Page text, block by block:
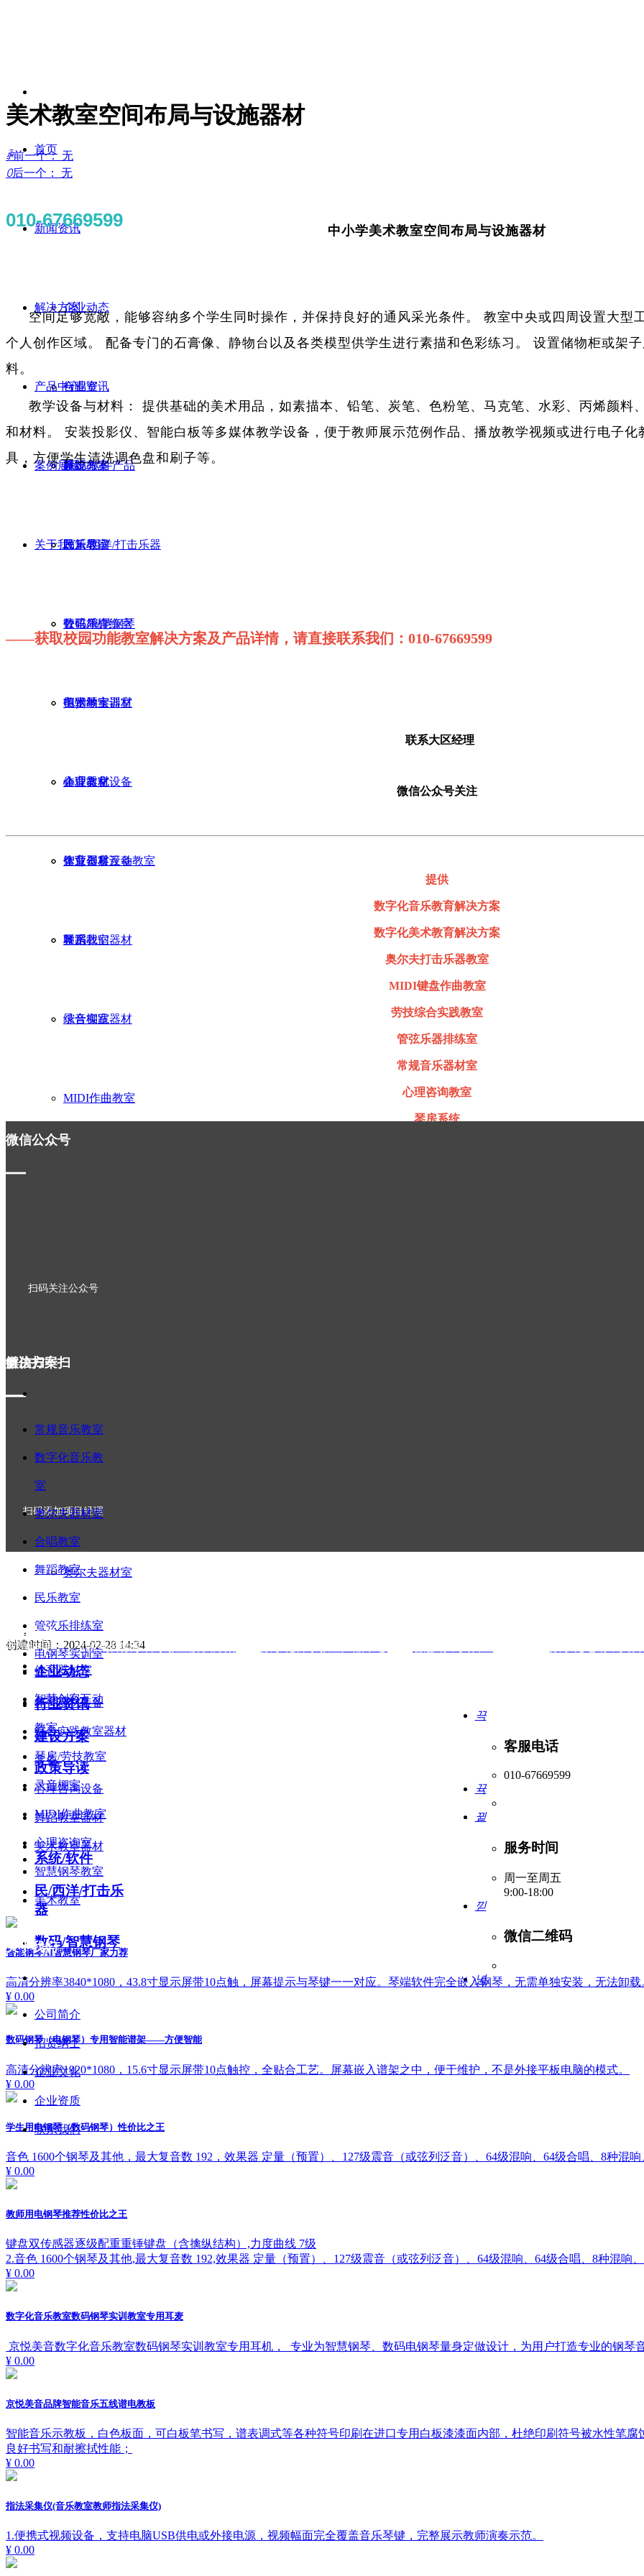
首页
新闻资讯
企业动态
行业资讯
建设方案
政策导读
解决方案
合唱室
舞蹈教室
民乐教室
管弦乐排练室
电钢琴实训室
体育器材
智慧创客互动教室
琴房
录音棚室
MIDI作曲教室
奥尔夫器材室
产品中心
系统/软件产品
民乐/西洋/打击乐器
数码/智慧钢琴
美术教室器材
心理教室设备
体育器材设备
舞蹈教室器材
综合实践器材
案例展示
关于我们
公司简介
招贤纳士
企业文化
企业资质
联系我们
010-67669599
美术教室空间布局与设施器材
ꄴ前一个： 无
ꄲ后一个： 无
中小学美术教室空间布局与设施器材
空间足够宽敞，能够容纳多个学生同时操作，并保持良好的通风采光条件。 教室中央或四周设置大型
个人创作区域。 配备专门的石膏像、静物台以及各类模型供学生进行素描和色彩练习。 设置储物柜或架
料。
教学设备与材料： 提供基础的美术用品，如素描本、铅笔、炭笔、色粉笔、马克笔、水彩、丙烯颜料
和材料。 安装投影仪、智能白板等多媒体教学设备，便于教师展示范例作品、播放教学视频或进行电子
具，方便学生清洗调色盘和刷子等。
——获取校园功能教室解决方案及产品详情，请直接联系我们：010-67669599
联系大区经理
微信公众号关注
提供
数字化音乐教育解决方案
数字化美术教育解决方案
奥尔夫打击乐器教室
MIDI键盘作曲教室
劳技综合实践教室
管弦乐器排练室
常规音乐器材室
心理咨询教室
琴房系统
创建时间： 2024-02-28 14:34
끅
客服电话
010-67669599
뀩
뀥
服务时间
周一至周五
9:00-18:00
낃
微信二维码
녕
智能钢琴AI智慧钢琴厂家力荐
高清分辨率3840*1080，43.8寸显示屏带10点触，屏幕提示与琴键一一对应。琴端软件完全嵌入钢琴，无需单独安装，无法卸载
¥ 0.00
数码钢琴（电钢琴）专用智能谱架——方便智能
高清分辨率1920*1080，15.6寸显示屏带10点触控，全贴合工艺。屏幕嵌入谱架之中，便于维护，不是外接平板电脑的模式。
¥ 0.00
学生用电钢琴（数码钢琴）性价比之王
音色 1600个钢琴及其他，最大复音数 192，效果器 定量（预置）、127级震音（或弦列泛音）、64级混响、64级合唱、8种混
¥ 0.00
教师用电钢琴推荐性价比之王
键盘双传感器逐级配重重锤键盘（含擒纵结构）,力度曲线 7级
2.音色 1600个钢琴及其他,最大复音数 192,效果器 定量（预置）、127级震音（或弦列泛音）、64级混响、64级合唱、8种混响
¥ 0.00
数字化音乐教室数码钢琴实训教室专用耳麦
京悦美音数字化音乐教室数码钢琴实训教室专用耳机， 专业为智慧钢琴、数码电钢琴量身定做设计，为用户打造专业的钢琴
¥ 0.00
京悦美音品牌智能音乐五线谱电教板
智能音乐示教板，白色板面，可白板笔书写，谱表调式等各种符号印刷在进口专用白板漆漆面内部，杜绝印刷符号被水性笔
良好书写和耐擦拭性能；
¥ 0.00
指法采集仪(音乐教室教师指法采集仪)
1.便携式视频设备，支持电脑USB供电或外接电源，视频幅面完全覆盖音乐琴键，完整展示教师演奏示范。
¥ 0.00
微信公众号
扫码关注公众号
微信扫一扫
▁▁
扫码添加项目经理
解决方案
▁▁
常规音乐教室
数字化音乐教
室
奥尔夫器材室
合唱教室
舞蹈教室
民乐教室
管弦乐排练室
电钢琴实训室
体育器材室
智慧创客互动
教室
琴房/劳技教室
录音棚室
MIDI作曲教室
心理咨询室
智慧钢琴教室
美术教室
新闻资讯
▁▁
企业动态
行业资讯
建设方案
政策导读
产品中心
▁▁
系统/软件
民/西洋/打击乐
器
数码/智慧钢琴
关于我们
▁▁
公司简介
招贤纳士
企业文化
企业资质
联系我们
体育器材装备
综合实践教室器材
装备
心理咨询设备
舞蹈教室器材
美术教室器材
友情链接：京悦美音数字音乐教室解决方案